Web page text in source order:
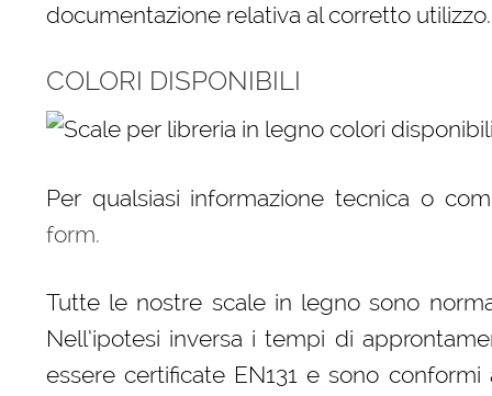
documentazione relativa al corretto utilizzo.
COLORI DISPONIBILI
Per qualsiasi informazione tecnica o
form.
Tutte le nostre scale in legno sono
Nell’ipotesi inversa i tempi di
essere certificate EN131 e sono